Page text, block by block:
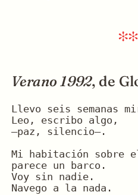
Verano 1992, de
Llevo seis semanas
Leo, escribo algo,
—paz, silencio—.
Mi habitación sobre
parece un barco.
Voy sin nadie.
Navego a la nada.